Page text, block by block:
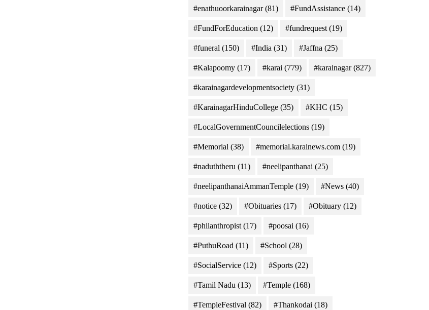
#enathuoorkarainagar(81) #FundAssistance(14)
#FundForEducation (12) #fundrequest(19)
#funeral (150) #India (31) #Jaffna (25)
#Kalapoomy(17) #karai (779) #karainagar(827)
#karainagardevelopmentsociety(31)
#KarainagarHinduCollege(35) #KHC (15)
#LocalGovernmentCouncilelections(19)
#Memorial (38) #memorial.karainews.com(19)
#naduththeru (11) #neelipanthanai (25)
#neelipanthanaiAmmanTemple(19) #News(40)
#notice(32) #Obituaries(17) #Obituary(12)
#philanthropist(17) #poosai (16)
#PuthuRoad (11) #School (28)
#SocialService(12) #Sports(22)
#Tamil Nadu (13) #Temple(168)
#TempleFestival (82) #Thankodai (18)